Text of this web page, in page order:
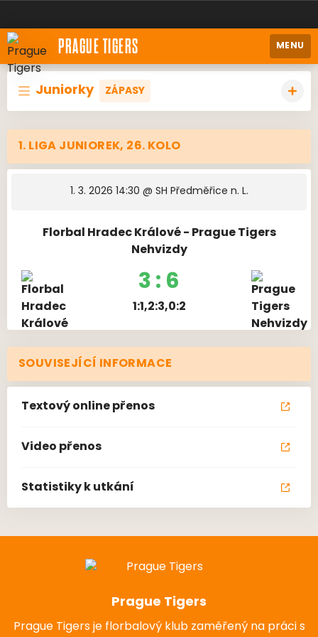
PRAGUE TIGERS MENU
Juniorky ZÁPASY
1. LIGA JUNIOREK, 26. KOLO
1. 3. 2026 14:30 @ SH Předměřice n. L.
Florbal Hradec Králové - Prague Tigers
Nehvizdy
3 : 6
1:1,2:3,0:2
SOUVISEJÍCÍ INFORMACE
Textový online přenos
Video přenos
Statistiky k utkání
Prague Tigers
Prague Tigers je florbalový klub zaměřený na práci s